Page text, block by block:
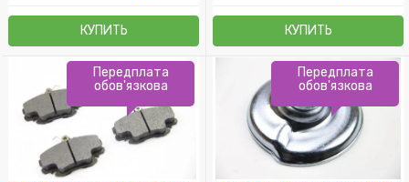
КУПИТЬ КУПИТЬ
Передплата
обов'язкова
Передплата
обов'язкова